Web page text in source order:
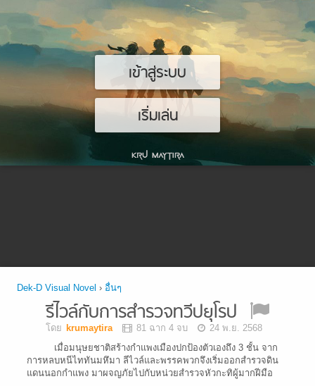
เข้าสู่ระบบ
เริ่มเล่น
Dek-D Visual Novel › อื่นๆ
รีไวล์กับการสำรวจทวีปยุโรป
โดย krumaytira 81 ฉาก 4 จบ
24 พ.ย. 2568
เมื่อมนุษยชาติสร้างกำแพงเมืองปกป้องตัวเองถึง 3 ชั้น จาก
การหลบหนีไททันมหึมา ลีไวล์และพรรคพวกจึงเริ่มออกสำรวจดิน
แดนนอกกำแพง มาผจญภัยไปกับหน่วยสำรวจหัวกะทิผู้มากฝีมือ